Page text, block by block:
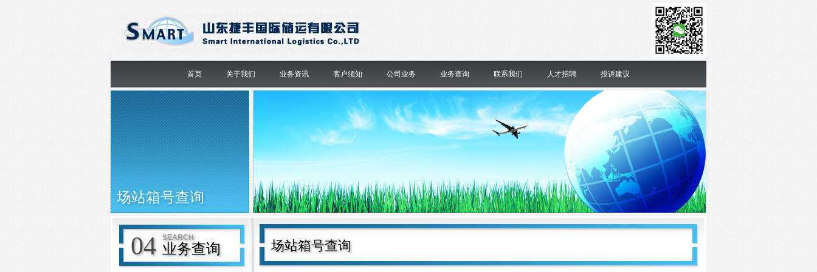
首页 关于我们 业务资讯 客户须知 公司业务 业务查询 联系我们 人才招聘 投诉建议
场站箱号查询
04 SEARCH
业务查询 场站箱号查询